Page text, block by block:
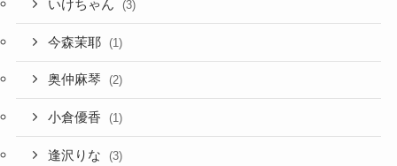
いけちゃん (3)
今森茉耶 (1)
奥仲麻琴 (2)
小倉優香 (1)
逢沢りな (3)